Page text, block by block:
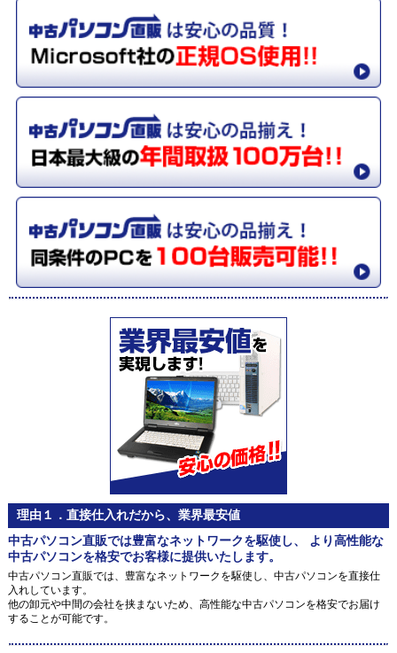
理由１．直接仕入れだから、業界最安値
中古パソコン直販では豊富なネットワークを駆使し、 より高性能な
中古パソコンを格安でお客様に提供いたします。
中古パソコン直販では、豊富なネットワークを駆使し、中古パソコンを直接仕
入れしています。
他の卸元や中間の会社を挟まないため、高性能な中古パソコンを格安でお届け
することが可能です。